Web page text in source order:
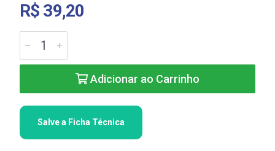
R$ 39,20
Adicionar ao Carrinho
Salve a Ficha Técnica